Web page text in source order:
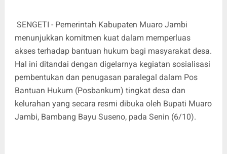
SENGETI - Pemerintah Kabupaten Muaro Jambi
menunjukkan komitmen kuat dalam memperluas
akses terhadap bantuan hukum bagi masyarakat desa.
Hal ini ditandai dengan digelarnya kegiatan sosialisasi
pembentukan dan penugasan paralegal dalam Pos
Bantuan Hukum (Posbankum) tingkat desa dan
kelurahan yang secara resmi dibuka oleh Bupati Muaro
Jambi, Bambang Bayu Suseno, pada Senin (6/10).